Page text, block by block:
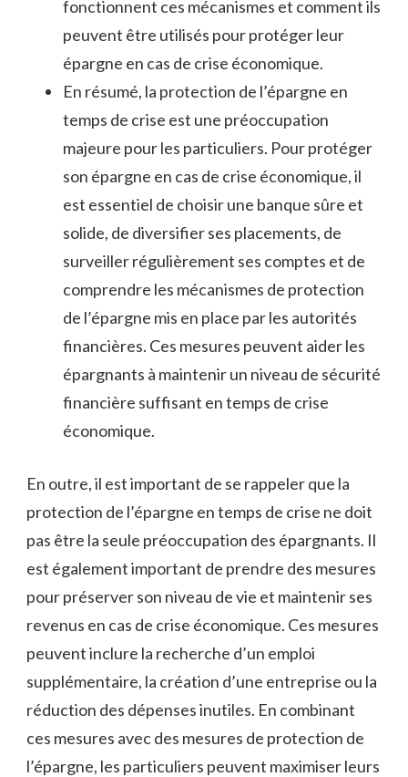
fonctionnent ces mécanismes et comment ils
peuvent être utilisés pour protéger leur
épargne en cas de crise économique.
En résumé, la protection de l’épargne en
temps de crise est une préoccupation
majeure pour les particuliers. Pour protéger
son épargne en cas de crise économique, il
est essentiel de choisir une banque sûre et
solide, de diversifier ses placements, de
surveiller régulièrement ses comptes et de
comprendre les mécanismes de protection
de l’épargne mis en place par les autorités
financières. Ces mesures peuvent aider les
épargnants à maintenir un niveau de sécurité
financière suffisant en temps de crise
économique.
En outre, il est important de se rappeler que la
protection de l’épargne en temps de crise ne doit
pas être la seule préoccupation des épargnants. Il
est également important de prendre des mesures
pour préserver son niveau de vie et maintenir ses
revenus en cas de crise économique. Ces mesures
peuvent inclure la recherche d’un emploi
supplémentaire, la création d’une entreprise ou la
réduction des dépenses inutiles. En combinant
ces mesures avec des mesures de protection de
l’épargne, les particuliers peuvent maximiser leurs